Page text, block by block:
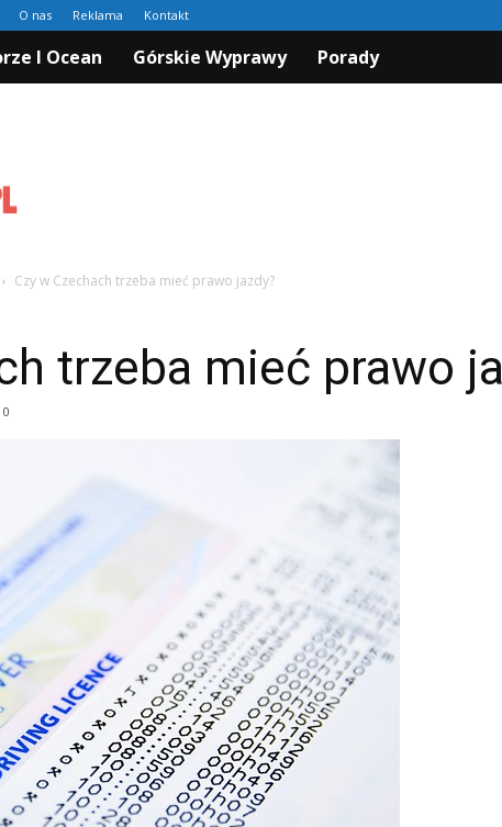
O nas Reklama Kontakt
I Ocean Górskie Wyprawy Porady
Czy w Czechach trzeba mieć prawo jazdy?
trzeba mieć prawo
0